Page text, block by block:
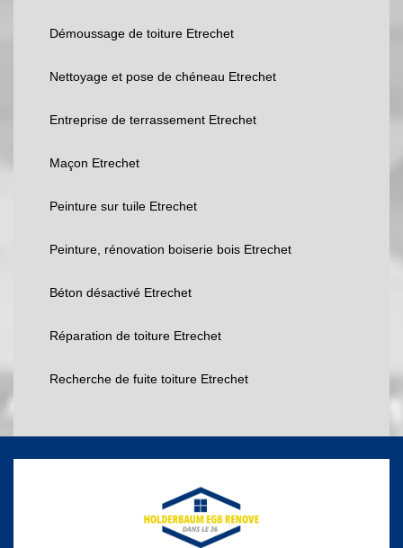
Démoussage de toiture Etrechet
Nettoyage et pose de chéneau Etrechet
Entreprise de terrassement Etrechet
Maçon Etrechet
Peinture sur tuile Etrechet
Peinture, rénovation boiserie bois Etrechet
Béton désactivé Etrechet
Réparation de toiture Etrechet
Recherche de fuite toiture Etrechet